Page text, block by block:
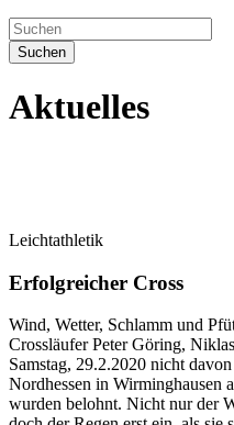
Suchen
Aktuelles
Leichtathletik
Erfolgreicher Cross
Wind, Wetter, Schlamm und
Crossläufer Peter Göring,
Samstag, 29.2.2020 nicht
Nordhessen in Wirminghausen
wurden belohnt. Nicht nur der